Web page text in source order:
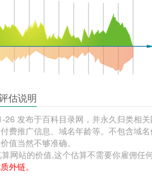
估说明
发布于百科目录网，并永久归类相
费推广信息、域名年龄等。不包含域
值当然不够准确。
网站的价值,这个估算不需要你雇佣任
外链。